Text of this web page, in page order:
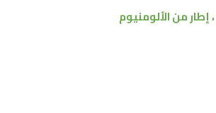
من الألومنيوم